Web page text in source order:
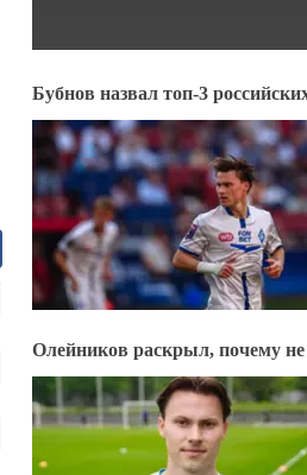
Бубнов назвал топ-3
Олейников раскрыл, почему